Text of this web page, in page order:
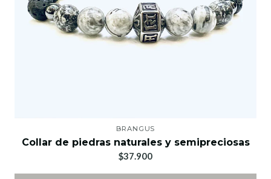
BRANGUS
Collar de piedras naturales y semipreciosas
$37.900